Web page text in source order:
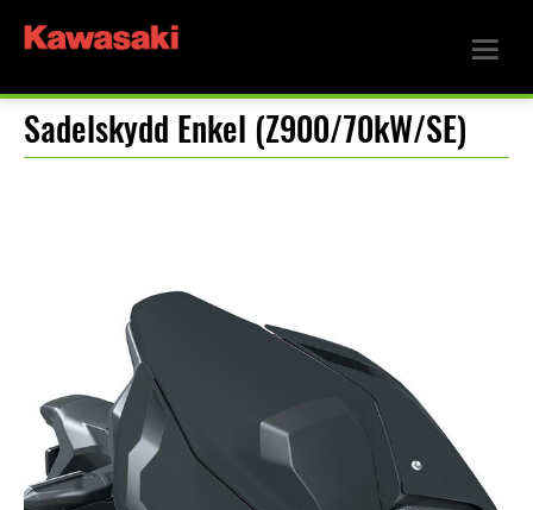
Sadelskydd Enkel (Z900/70kW/SE)